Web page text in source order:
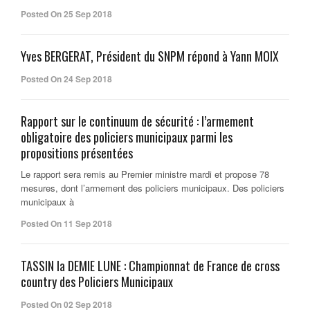
Posted On 25 Sep 2018
Yves BERGERAT, Président du SNPM répond à Yann MOIX
Posted On 24 Sep 2018
Rapport sur le continuum de sécurité : l’armement
obligatoire des policiers municipaux parmi les
propositions présentées
Le rapport sera remis au Premier ministre mardi et propose 78
mesures, dont l’armement des policiers municipaux. Des policiers
municipaux à
Posted On 11 Sep 2018
TASSIN la DEMIE LUNE : Championnat de France de cross
country des Policiers Municipaux
Posted On 02 Sep 2018